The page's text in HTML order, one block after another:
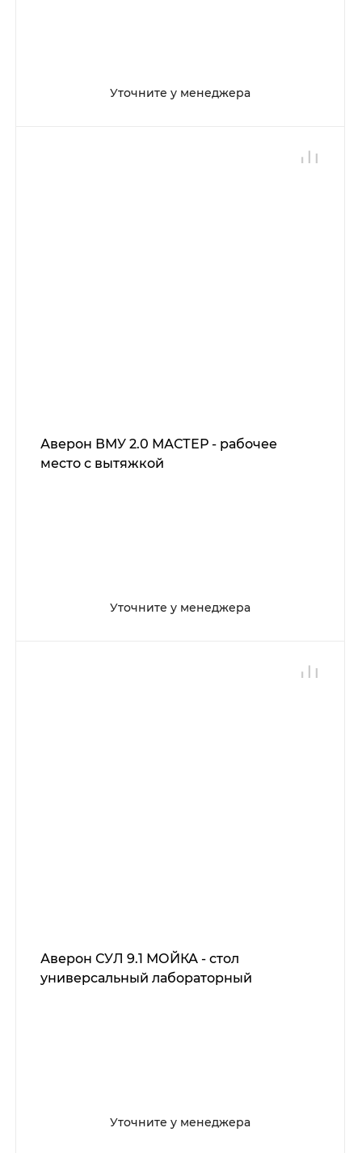
Уточните у менеджера
Аверон ВМУ 2.0 МАСТЕР - рабочее
место с вытяжкой
Уточните у менеджера
Аверон СУЛ 9.1 МОЙКА - стол
универсальный лабораторный
Уточните у менеджера